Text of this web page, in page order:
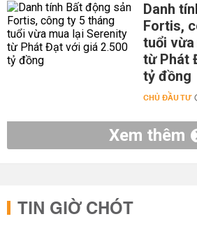
Danh
Fortis,
tuổi
từ Phát
tỷ đồng
CHỦ ĐẦU TƯ
Xem thêm
TIN GIỜ CHÓT